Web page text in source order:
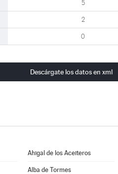
5
2
0
Descárgate los datos en xml
Ahigal de los Aceiteros
Alba de Tormes